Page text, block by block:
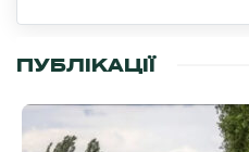
ПУБЛІКАЦІЇ